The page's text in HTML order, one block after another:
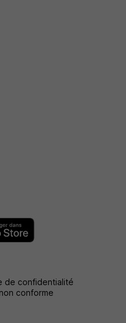
de confidentialité
conforme